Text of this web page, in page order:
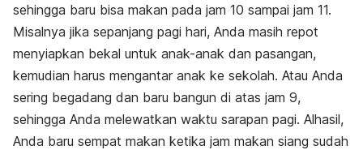
sehingga baru bisa makan pada jam 10 sampai jam 11.
Misalnya jika sepanjang pagi hari, Anda masih repot
menyiapkan bekal untuk anak-anak dan pasangan,
kemudian harus mengantar anak ke sekolah. Atau Anda
sering begadang dan baru bangun di atas jam 9,
sehingga Anda melewatkan waktu sarapan pagi. Alhasil,
Anda baru sempat makan ketika jam makan siang sudah